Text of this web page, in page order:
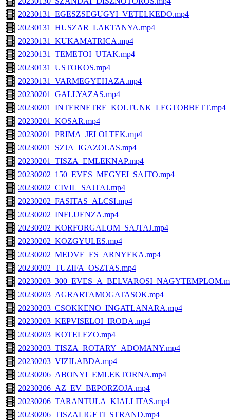
20230131_EGESZSEGUGYI_VETELKEDO.mp4
20230131_HUSZAR_LAKTANYA.mp4
20230131_KUKAMATRICA.mp4
20230131_TEMETOI_UTAK.mp4
20230131_USTOKOS.mp4
20230131_VARMEGYEHAZA.mp4
20230201_GALLYAZAS.mp4
20230201_INTERNETRE_KOLTUNK_LEGTOBBETT.mp4
20230201_KOSAR.mp4
20230201_PRIMA_JELOLTEK.mp4
20230201_SZJA_IGAZOLAS.mp4
20230201_TISZA_EMLEKNAP.mp4
20230202_150_EVES_MEGYEI_SAJTO.mp4
20230202_CIVIL_SAJTAJ.mp4
20230202_FASITAS_ALCSI.mp4
20230202_INFLUENZA.mp4
20230202_KORFORGALOM_SAJTAJ.mp4
20230202_KOZGYULES.mp4
20230202_MEDVE_ES_ARNYEKA.mp4
20230202_TUZIFA_OSZTAS.mp4
20230203_AGRARTAMOGATASOK.mp4
20230203_CSOKKENO_INGATLANARA.mp4
20230203_KEPVISELOI_IRODA.mp4
20230203_KOTELEZO.mp4
20230203_TISZA_ROTARY_ADOMANY.mp4
20230203_VIZILABDA.mp4
20230206_ABONYI_EMLEKTORNA.mp4
20230206_AZ_EV_BEPORZOJA.mp4
20230206_TARANTULA_KIALLITAS.mp4
20230206_TISZALIGETI_STRAND.mp4